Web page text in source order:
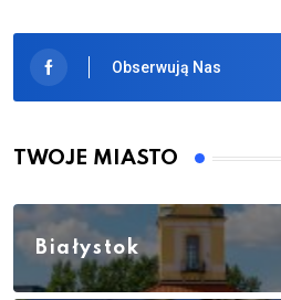
Obserwują Nas
TWOJE MIASTO
Białystok